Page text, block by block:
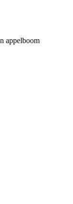
appelboom